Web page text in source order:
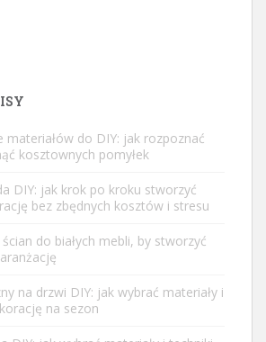
materiałów do DIY: jak rozpoznać
kosztownych pomyłek
DIY: jak krok po kroku stworzyć
bez zbędnych kosztów i stresu
do białych mebli, by stworzyć
na drzwi DIY: jak wybrać materiały i
na sezon